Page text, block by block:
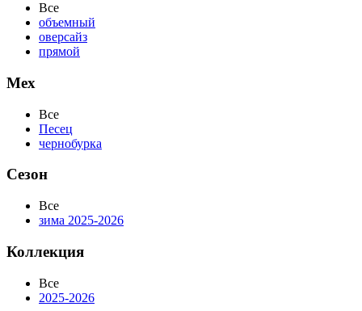
Все
объемный
оверсайз
прямой
Мех
Все
Песец
чернобурка
Сезон
Все
зима 2025-2026
Коллекция
Все
2025-2026